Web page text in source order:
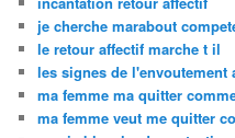
je cherche marabout
le retour affectif marche t il
les signes de l'envoutement
ma femme ma quitter
ma femme veut me quitter